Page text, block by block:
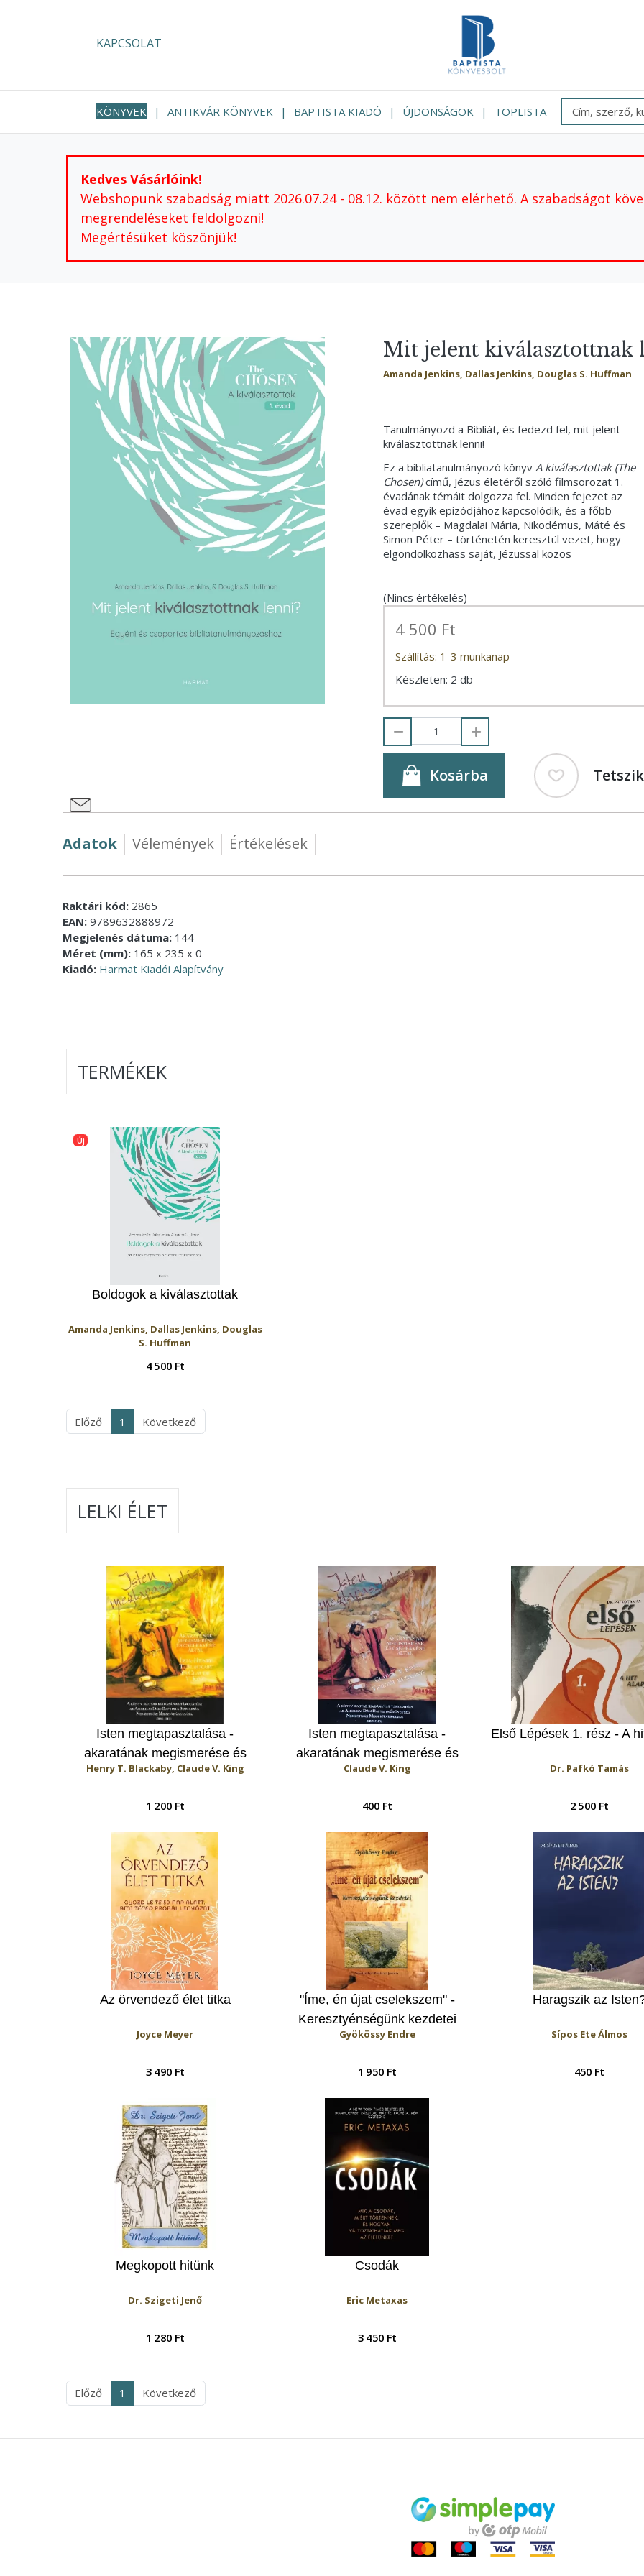
KAPCSOLAT
KÖNYVEK ANTIKVÁR KÖNYVEK BAPTISTA KIADÓ ÚJDONSÁGOK TOPLISTA
Kedves Vásárlóink!
Webshopunk szabadság miatt 2026.07.24 - 08.12. között nem elérhető. A szabadságot
megrendeléseket feldolgozni!
Megértésüket köszönjük!
Mit jelent kiválasztottnak
Amanda Jenkins, Dallas Jenkins, Douglas S. Huffman
Tanulmányozd a Bibliát, és fedezd fel, mit jelent
kiválasztottnak lenni!
Ez a bibliatanulmányozó könyvA kiválasztottak (The
Chosen)című, Jézus életéről szóló filmsorozat 1.
évadának témáit dolgozza fel. Minden fejezet az
évad egyik epizódjához kapcsolódik, és a főbb
szereplők – Magdalai Mária, Nikodémus, Máté és
Simon Péter – történetén keresztül vezet, hogy
elgondolkozhass saját, Jézussal közös
(Nincs értékelés)
4 500 Ft
Szállítás: 1-3 munkanap
Készleten: 2 db
Kosárba Tetszik
Adatok Vélemények Értékelések
Raktári kód: 2865
EAN: 9789632888972
Megjelenés dátuma: 144
Méret (mm): 165 x 235 x 0
Kiadó: Harmat Kiadói Alapítvány
TERMÉKEK
Új
Boldogok a kiválasztottak
Amanda Jenkins, Dallas Jenkins, Douglas
S. Huffman
4 500 Ft
Előző 1 Következő
LELKI ÉLET
Isten megtapasztalása -
akaratának megismerése és
cselekvése által (Munkafüzet)
Henry T. Blackaby, Claude V. King
1 200 Ft
Isten megtapasztalása -
akaratának megismerése és
cselekvése által (Vezetői
Claude V. King
400 Ft
Első Lépések 1. rész - A
Dr. Pafkó Tamás
2 500 Ft
Az örvendező élet titka
Joyce Meyer
3 490 Ft
"Íme, én újat cselekszem" -
Keresztyénségünk kezdetei
Gyökössy Endre
1 950 Ft
Haragszik az
Sípos Ete Álmos
450 Ft
Megkopott hitünk
Dr. Szigeti Jenő
1 280 Ft
Csodák
Eric Metaxas
3 450 Ft
Előző 1 Következő